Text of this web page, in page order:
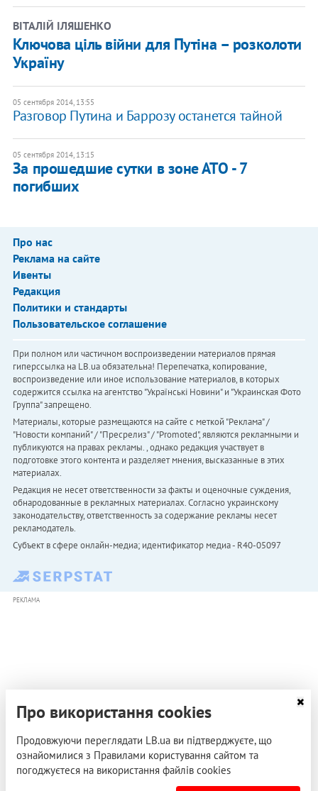
ВІТАЛІЙ ІЛЯШЕНКО
Ключова ціль війни для Путіна – розколоти
Україну
05 сентября 2014, 13:55
Разговор Путина и Баррозу останется тайной
05 сентября 2014, 13:15
За прошедшие сутки в зоне АТО - 7
погибших
Про нас
Реклама на сайте
Ивенты
Редакция
Политики и стандарты
Пользовательское соглашение
При полном или частичном воспроизведении материалов прямая
гиперссылка на LB.ua обязательна! Перепечатка, копирование,
воспроизведение или иное использование материалов, в которых
содержится ссылка на агентство "Українськi Новини" и "Украинская Фото
Группа" запрещено.
Материалы, которые размещаются на сайте с меткой "Реклама" /
"Новости компаний" / "Пресрелиз" / "Promoted", являются рекламными и
публикуются на правах рекламы. , однако редакция участвует в
подготовке этого контента и разделяет мнения, высказанные в этих
материалах.
Редакция не несет ответственности за факты и оценочные суждения,
обнародованные в рекламных материалах. Согласно украинскому
законодательству, ответственность за содержание рекламы несет
рекламодатель.
Субъект в сфере онлайн-медиа; идентификатор медиа - R40-05097
РЕКЛАМА
Про використання cookies
Продовжуючи переглядати LB.ua ви підтверджуєте, що
ознайомилися з Правилами користування сайтом та
погоджуєтеся на використання файлів cookies